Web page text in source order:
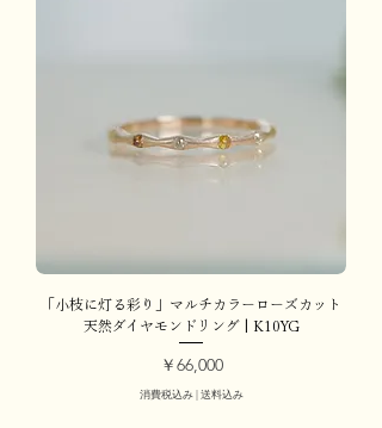
「小枝に灯る彩り」マルチカラーローズカット
天然ダイヤモンドリング | K10YG
価格
￥66,000
消費税込み|送料込み